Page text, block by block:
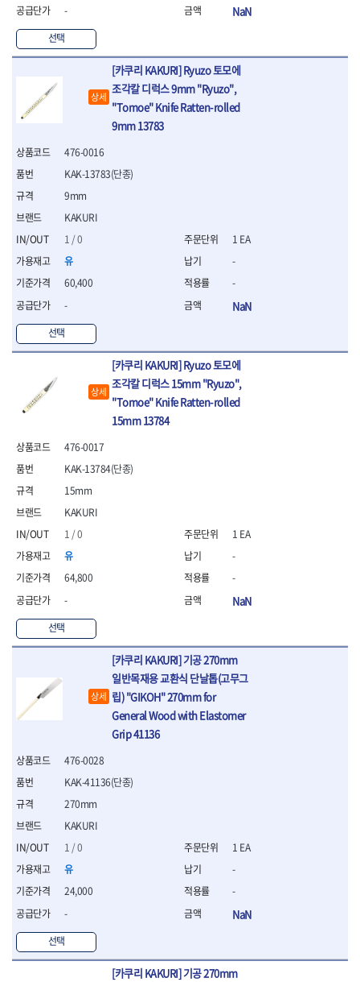
- 라쳇핸들세트
- 사각비트
- 토크드라이버
- 포지비트소켓
- 임팩포지비트소켓
플라이어,몽키,스패너
- 플라이어
- 니퍼
- 스냅링플라이어
- 그룹조인트플라이어
- 케이블커터
- 바이스플라이어
- 옵셋렌치
- 공구함세트
- 양구스패너
- 라쳇콤비네이션렌치
- 콤비네이션렌치세트
- 플레어너트렌치
- 양구스패너세트
- 라쳇콤비네이션렌치세
- 몽키스패너
- 라쳇콤비네이션세트
- 함마렌치
- 멀티플라이어
- 미니라쳇세트
- 라쳇 드라이버
- 라쳇스패너
- 스피드렌치
절연.전설.방폭공구
- 절연스패너
- 절연T렌치
- 절연소켓
- 절연별비트소켓
- 절연육각비트소켓
- 절연라쳇핸들
- 절연토크렌치
- 절연콤비네이션렌치
- 절연링렌치
- 절연플라이어
-
선택
NaN
상세
[카쿠리 KAKURI] Ryuzo 토모에
조각칼 디럭스 9mm "Ryuzo",
"Tomoe" Knife Ratten-rolled
9mm 13783
476-0016
KAKURI
1 / 0
유
60,400
-
선택
KAK-13783(단종)
9mm
1 EA
-
-
NaN
상세
[카쿠리 KAKURI] Ryuzo 토모에
조각칼 디럭스 15mm "Ryuzo",
"Tomoe" Knife Ratten-rolled
15mm 13784
476-0017
KAKURI
1 / 0
유
64,800
-
선택
KAK-13784(단종)
15mm
1 EA
-
-
NaN
상세
[카쿠리 KAKURI] 기공 270mm
일반목재용 교환식 단날톱(고무그
립) "GIKOH" 270mm for
General Wood with Elastomer
Grip 41136
476-0028
KAKURI
1 / 0
유
24,000
-
선택
KAK-41136(단종)
270mm
1 EA
-
-
NaN
[카쿠리 KAKURI] 기공 270mm